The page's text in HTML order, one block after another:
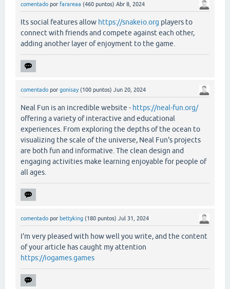
comentado por farareaa (460 puntos) Abr 8, 2024
Its social features allow https://snakeio.org players to
connect with friends and compete against each other,
adding another layer of enjoyment to the game.
comentado por gonisay (100 puntos) Jun 20, 2024
Neal Fun is an incredible website - https://neal-fun.org/
offering a variety of interactive and educational
experiences. From exploring the depths of the ocean to
visualizing the scale of the universe, Neal Fun's projects
are both fun and informative. The clean design and
engaging activities make learning enjoyable for people of
all ages.
comentado por bettyking (180 puntos) Jul 31, 2024
I'm very pleased with how well you write, and the content
of your article has caught my attention
https://iogames.games